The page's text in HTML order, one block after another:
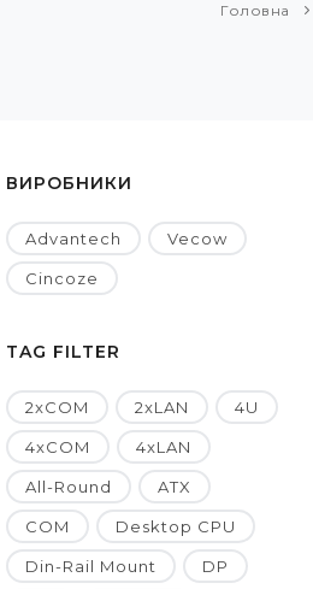
Головна
ВИРОБНИКИ
Advantech Vecow
Cincoze
TAG FILTER
2xCOM 2xLAN 4U
4xCOM 4xLAN
All-Round ATX
COM Desktop CPU
Din-Rail Mount DP